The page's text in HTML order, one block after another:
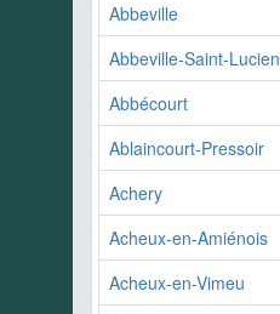
Abbeville
Abbeville-Saint-Lucien
Abbécourt
Ablaincourt-Pressoir
Achery
Acheux-en-Amiénois
Acheux-en-Vimeu